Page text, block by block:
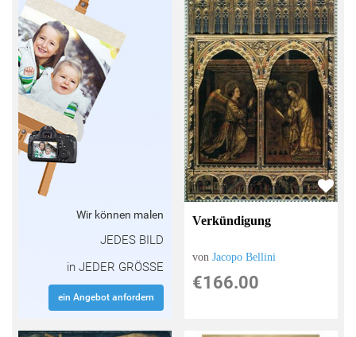
Wir können malen
JEDES BILD
in JEDER GRÖSSE
ein Angebot anfordern
Verkündigung
vonJacopo Bellini
€166.00